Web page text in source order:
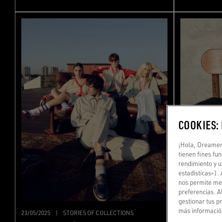
23/05/2025 | STORIES OF COLLECTIONS
¡Hola,
tienen fines
rendimiento y
estadísticas»).
nos permite
preferencias.
gestionar tus
más